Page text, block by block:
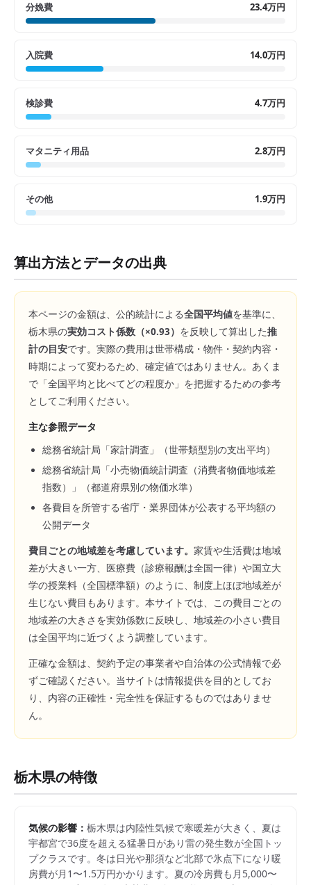
分娩費 23.4万円
入院費 14.0万円
検診費 4.7万円
マタニティ用品 2.8万円
その他 1.9万円
算出方法とデータの出典
本ページの金額は、公的統計による全国平均値を基準に、
栃木県の実効コスト係数（×0.93） を反映して算出した推
計の目安です。実際の費用は世帯構成・物件・契約内容・
時期によって変わるため、確定値ではありません。あくま
で「全国平均と比べてどの程度か」を把握するための参考
としてご利用ください。
主な参照データ
総務省統計局「家計調査」（世帯類型別の支出平均）
総務省統計局「小売物価統計調査（消費者物価地域差
指数）」（都道府県別の物価水準）
各費目を所管する省庁・業界団体が公表する平均額の
公開データ
費目ごとの地域差を考慮しています。 家賃や生活費は地域
差が大きい一方、医療費（診療報酬は全国一律）や国立大
学の授業料（全国標準額）のように、制度上ほぼ地域差が
生じない費目もあります。本サイトでは、この費目ごとの
地域差の大きさを実効係数に反映し、地域差の小さい費目
は全国平均に近づくよう調整しています。
正確な金額は、契約予定の事業者や自治体の公式情報で必
ずご確認ください。当サイトは情報提供を目的としてお
り、内容の正確性・完全性を保証するものではありませ
ん。
栃木県の特徴
気候の影響： 栃木県は内陸性気候で寒暖差が大きく、夏は
宇都宮で36度を超える猛暑日があり雷の発生数が全国トッ
プクラスです。冬は日光や那須など北部で氷点下になり暖
房費が月1〜1.5万円かかります。夏の冷房費も月5,000〜